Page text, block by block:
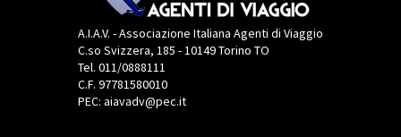
A.I.A.V. - Associazione Italiana Agenti di Viaggio
C.so Svizzera, 185 - 10149 Torino TO
Tel. 011/0888111
C.F. 97781580010
PEC: aiavadv@pec.it